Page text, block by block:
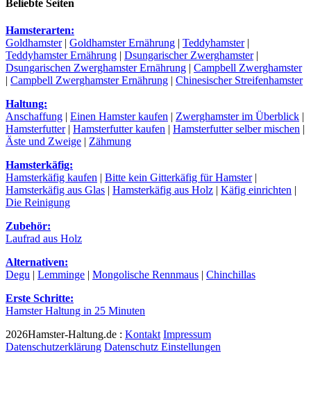
Beliebte Seiten
Hamsterarten:
Goldhamster| Goldhamster Ernährung | Teddyhamster|
Teddyhamster Ernährung | Dsungarischer Zwerghamster|
Dsungarischen Zwerghamster Ernährung | Campbell Zwerghamster
| Campbell Zwerghamster Ernährung | Chinesischer Streifenhamster
Haltung:
Anschaffung | Einen Hamster kaufen | Zwerghamster im Überblick |
Hamsterfutter| Hamsterfutter kaufen | Hamsterfutter selber mischen |
Äste und Zweige | Zähmung
Hamsterkäfig:
Hamsterkäfig kaufen | Bitte kein Gitterkäfig für Hamster|
Hamsterkäfig aus Glas | Hamsterkäfig aus Holz | Käfig einrichten |
Die Reinigung
Zubehör:
Laufrad aus Holz
Alternativen:
Degu | Lemminge | Mongolische Rennmaus | Chinchillas
Erste Schritte:
Hamster Haltung in 25 Minuten
2026Hamster-Haltung.de : Kontakt Impressum
Datenschutzerklärung Datenschutz Einstellungen